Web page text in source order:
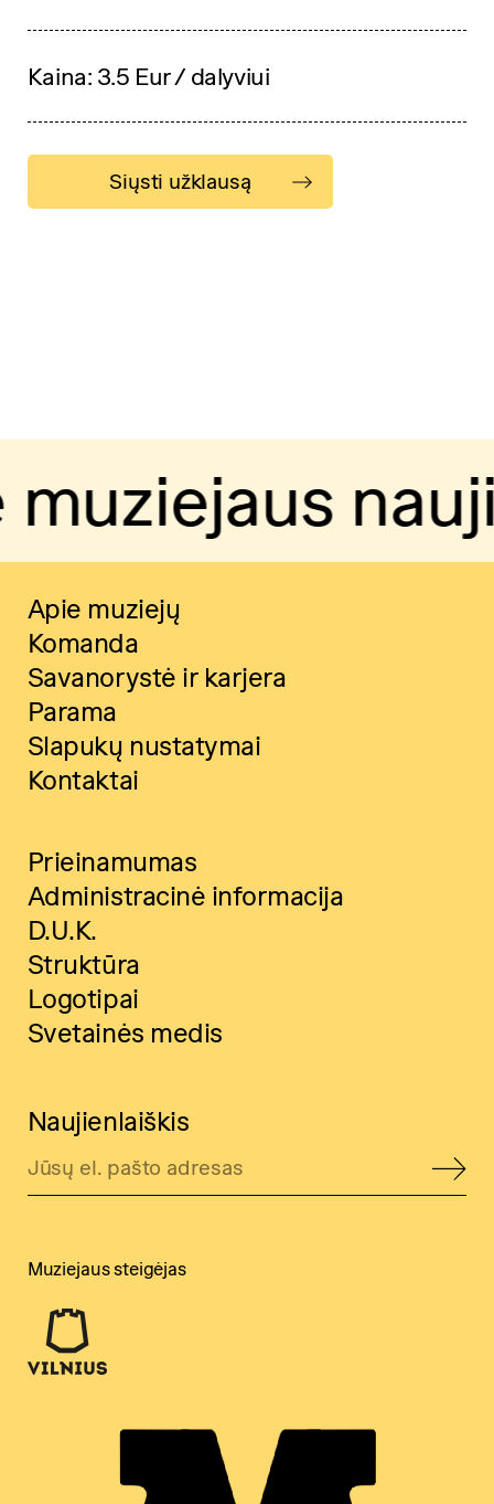
Kaina: 3.5 Eur / dalyviui
Siųsti užklausą
Apie muziejų
Komanda
Savanorystė ir karjera
Parama
Slapukų nustatymai
Kontaktai
Prieinamumas
Administracinė informacija
D.U.K.
Struktūra
Logotipai
Svetainės medis
Naujienlaiškis
Muziejaus steigėjas